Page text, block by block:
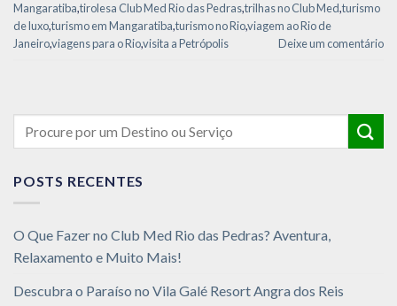
Mangaratiba,tirolesa Club Med Rio das Pedras,trilhas no Club Med,turismo
de luxo,turismo em Mangaratiba,turismo no Rio,viagem ao Rio de
Janeiro,viagens para o Rio,visita a Petrópolis Deixe um comentário
POSTS RECENTES
O Que Fazer no Club Med Rio das Pedras? Aventura,
Relaxamento e Muito Mais!
Descubra o Paraíso no Vila Galé Resort Angra dos Reis